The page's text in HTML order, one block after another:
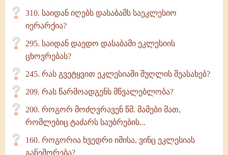
310. საიდან იღებს დასაბამს საეკლესიო
იერარქია?
295. საიდან დაედო დასაბამი ეკლესიის
ცხოვრებას?
245. რას გვეტყვით ეკლესიაში შუღლის შეასახებ?
209. რას წარმოადგენს მწვალებლობა?
200. როგორ მოძღვრავენ წმ. მამები მათ,
რომლებიც ტაძარს საუბრების...
160. როგორია ხვედრი იმისა, ვინც ეკლესიას
განეშორება?